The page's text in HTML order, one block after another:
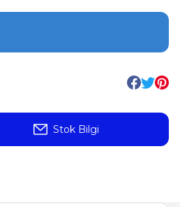
Stok Bilgi